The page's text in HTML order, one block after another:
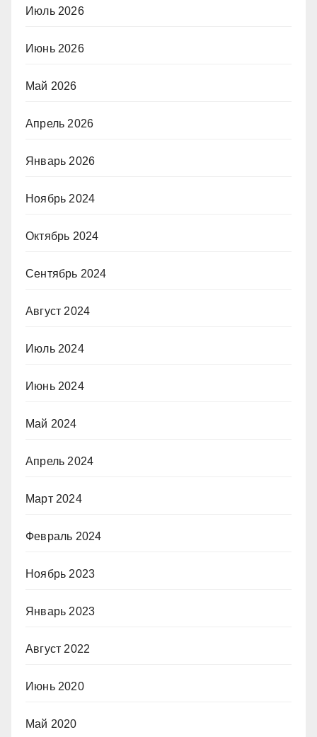
Июль 2026
Июнь 2026
Май 2026
Апрель 2026
Январь 2026
Ноябрь 2024
Октябрь 2024
Сентябрь 2024
Август 2024
Июль 2024
Июнь 2024
Май 2024
Апрель 2024
Март 2024
Февраль 2024
Ноябрь 2023
Январь 2023
Август 2022
Июнь 2020
Май 2020